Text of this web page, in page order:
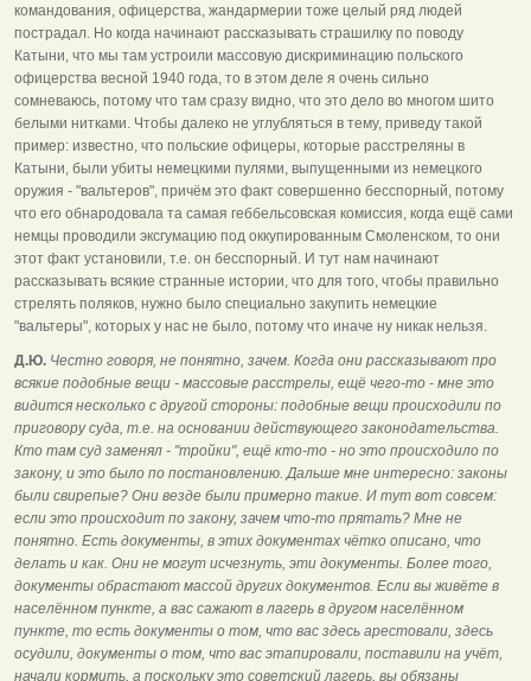
командования, офицерства, жандармерии тоже целый ряд людей
пострадал. Но когда начинают рассказывать страшилку по поводу
Катыни, что мы там устроили массовую дискриминацию польского
офицерства весной 1940 года, то в этом деле я очень сильно
сомневаюсь, потому что там сразу видно, что это дело во многом шито
белыми нитками. Чтобы далеко не углубляться в тему, приведу такой
пример: известно, что польские офицеры, которые расстреляны в
Катыни, были убиты немецкими пулями, выпущенными из немецкого
оружия - "вальтеров", причём это факт совершенно бесспорный, потому
что его обнародовала та самая геббельсовская комиссия, когда ещё сами
немцы проводили эксгумацию под оккупированным Смоленском, то они
этот факт установили, т.е. он бесспорный. И тут нам начинают
рассказывать всякие странные истории, что для того, чтобы правильно
стрелять поляков, нужно было специально закупить немецкие
"вальтеры", которых у нас не было, потому что иначе ну никак нельзя.
Д.Ю. Честно говоря, не понятно, зачем. Когда они рассказывают про
всякие подобные вещи - массовые расстрелы, ещё чего-то - мне это
видится несколько с другой стороны: подобные вещи происходили по
приговору суда, т.е. на основании действующего законодательства.
Кто там суд заменял - "тройки", ещё кто-то - но это происходило по
закону, и это было по постановлению. Дальше мне интересно: законы
были свирепые? Они везде были примерно такие. И тут вот совсем:
если это происходит по закону, зачем что-то прятать? Мне не
понятно. Есть документы, в этих документах чётко описано, что
делать и как. Они не могут исчезнуть, эти документы. Более того,
документы обрастают массой других документов. Если вы живёте в
населённом пункте, а вас сажают в лагерь в другом населённом
пункте, то есть документы о том, что вас здесь арестовали, здесь
осудили, документы о том, что вас этапировали, поставили на учёт,
начали кормить, а поскольку это советский лагерь, вы обязаны